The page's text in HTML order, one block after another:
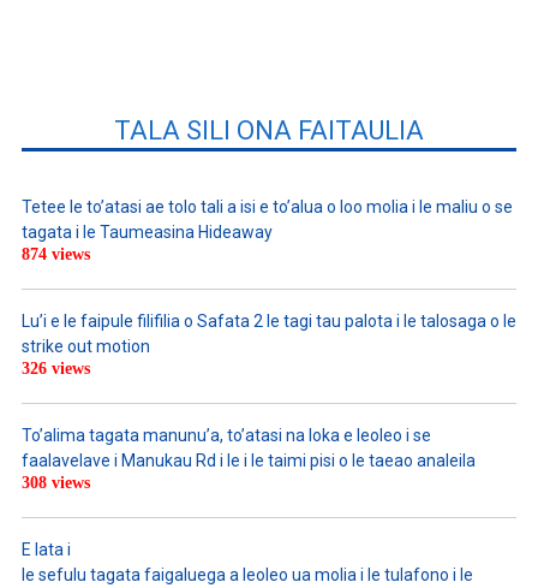
TALA SILI ONA FAITAULIA
Tetee le to’atasi ae tolo tali a isi e to’alua o loo molia i le maliu o se
tagata i le Taumeasina Hideaway
874 views
Lu’i e le faipule filifilia o Safata 2 le tagi tau palota i le talosaga o le
strike out motion
326 views
To’alima tagata manunu’a, to’atasi na loka e leoleo i se
faalavelave i Manukau Rd i le i le taimi pisi o le taeao analeila
308 views
E lata i
le sefulu tagata faigaluega a leoleo ua molia i le tulafono i le